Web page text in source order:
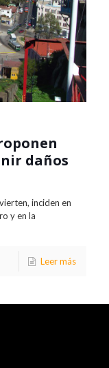
daños
inciden en
y en la
Leer más